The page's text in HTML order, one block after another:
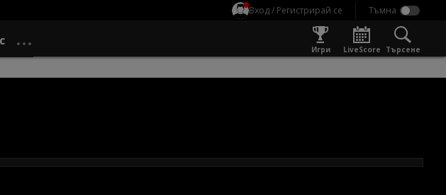
Вход / Регистрирай се
Игри LiveScore Търсене